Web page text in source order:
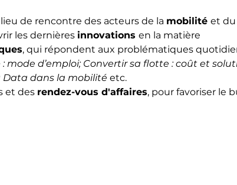
de rencontre des acteurs de la mobilité et du
les dernières innovations en la matière
, qui répondent aux problématiques
mode d’emploi; Convertir sa flotte : coût et
Data dans la mobilité etc.
et des rendez-vous d'affaires, pour favoriser le